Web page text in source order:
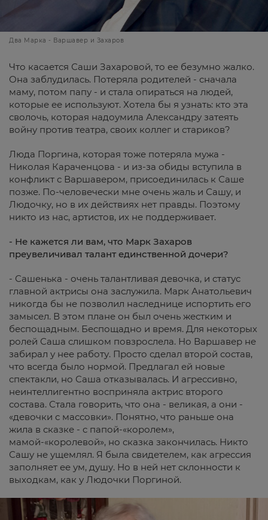
Два Марка - Варшавер и Захаров
Что касается Саши Захаровой, то ее безумно жалко.
Она заблудилась. Потеряла родителей - сначала
маму, потом папу - и стала опираться на людей,
которые ее используют. Хотела бы я узнать: кто эта
сволочь, которая надоумила Александру затеять
войну против театра, своих коллег и стариков?
Люда Поргина, которая тоже потеряла мужа -
Николая Караченцова - и из-за обиды вступила в
конфликт с Варшавером, присоединилась к Саше
позже. По-человечески мне очень жаль и Сашу, и
Людочку, но в их действиях нет правды. Поэтому
никто из нас, артистов, их не поддерживает.
- Не кажется ли вам, что Марк Захаров
преувеличивал талант единственной дочери?
- Сашенька - очень талантливая девочка, и статус
главной актрисы она заслужила. Марк Анатольевич
никогда бы не позволил наследнице испортить его
замысел. В этом плане он был очень жестким и
беспощадным. Беспощадно и время. Для некоторых
ролей Саша слишком повзрослела. Но Варшавер не
забирал у нее работу. Просто сделал второй состав,
что всегда было нормой. Предлагал ей новые
спектакли, но Саша отказывалась. И агрессивно,
неинтеллигентно восприняла актрис второго
состава. Стала говорить, что она - великая, а они -
«девочки с массовки». Понятно, что раньше она
жила в сказке - с папой-«королем»,
мамой-«королевой», но сказка закончилась. Никто
Сашу не ущемлял. Я была свидетелем, как агрессия
заполняет ее ум, душу. Но в ней нет склонности к
выходкам, как у Людочки Поргиной.